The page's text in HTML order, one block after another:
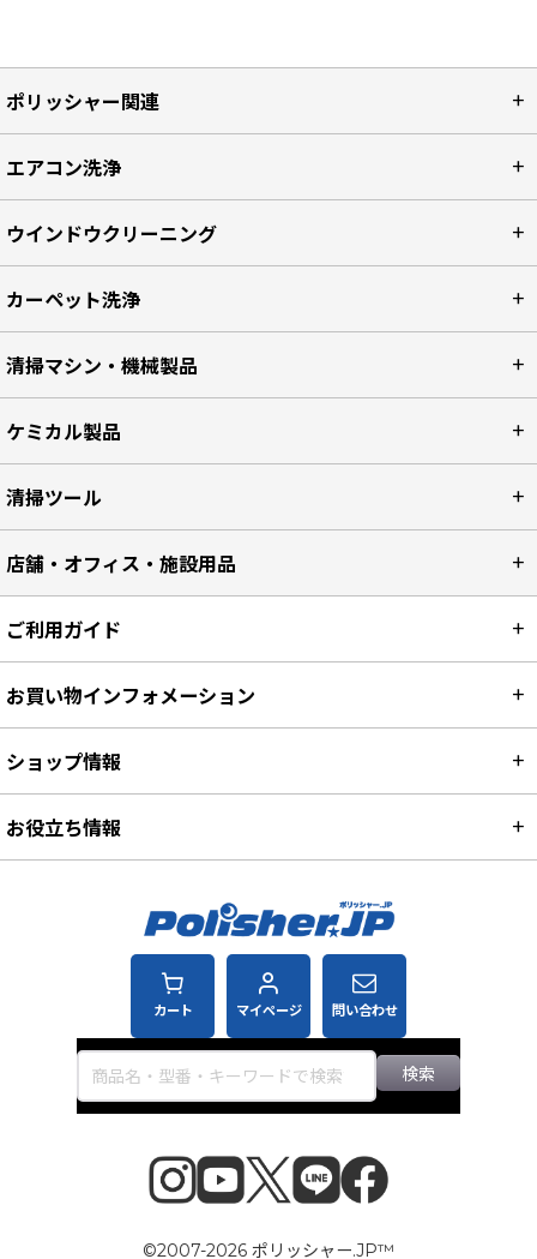
ポリッシャー関連
エアコン洗浄
ウインドウクリーニング
カーペット洗浄
清掃マシン・機械製品
ケミカル製品
清掃ツール
店舗・オフィス・施設用品
カート マイページ 問い合わせ
検索
ご利用ガイド
お買い物インフォメーション
ショップ情報
お役立ち情報
©2007-2026 ポリッシャー.JP™